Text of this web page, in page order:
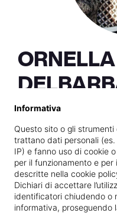
ORNELLA
Titolare
c snc
Scuola di
Vedi le
Informativa
Questo sito o gli
trattano dati personali
IP) e fanno uso di cookie
per il funzionamento e
descritte nella cookie
Dichiari di accettare
identificatori chiudendo o
informativa, proseguendo